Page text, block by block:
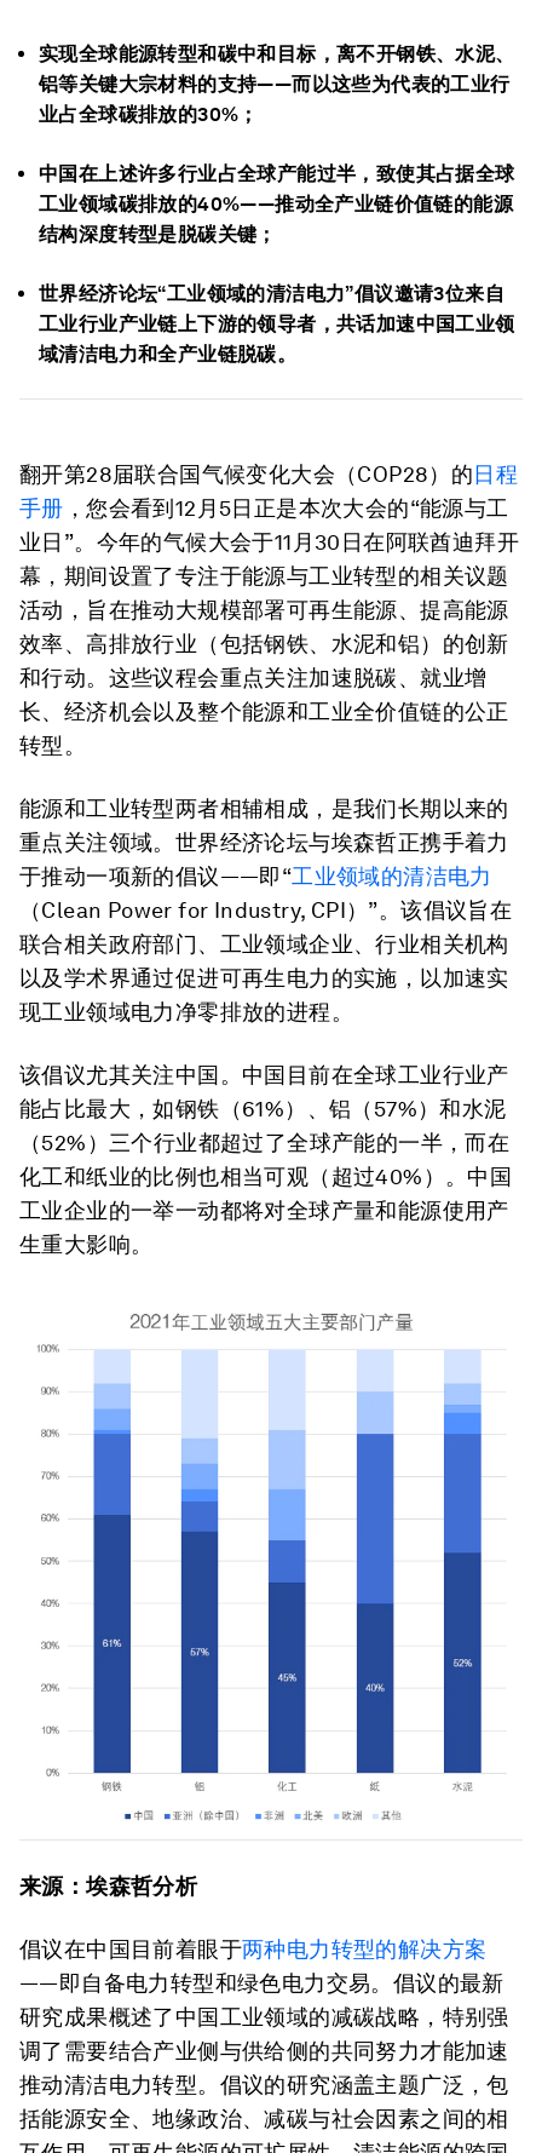
实现全球能源转型和碳中和目标，离不开钢铁、水泥、
铝等关键大宗材料的支持——而以这些为代表的工业行
业占全球碳排放的30%；
中国在上述许多行业占全球产能过半，致使其占据全球
工业领域碳排放的40%——推动全产业链价值链的能源
结构深度转型是脱碳关键；
世界经济论坛“工业领域的清洁电力”倡议邀请3位来自
工业行业产业链上下游的领导者，共话加速中国工业领
域清洁电力和全产业链脱碳。
翻开第28届联合国气候变化大会（COP28）的日程
手册 ，您会看到12月5日正是本次大会的“能源与工
业日”。今年的气候大会于11月30日在阿联酋迪拜开
幕，期间设置了专注于能源与工业转型的相关议题
活动，旨在推动大规模部署可再生能源、提高能源
效率、高排放行业（包括钢铁、水泥和铝）的创新
和行动。这些议程会重点关注加速脱碳、就业增
长、经济机会以及整个能源和工业全价值链的公正
转型。
能源和工业转型两者相辅相成，是我们长期以来的
重点关注领域。世界经济论坛与埃森哲正携手着力
于推动一项新的倡议——即“工业领域的清洁电力
（Clean Power for Industry, CPI）”。该倡议旨在
联合相关政府部门、工业领域企业、行业相关机构
以及学术界通过促进可再生电力的实施，以加速实
现工业领域电力净零排放的进程。
该倡议尤其关注中国。中国目前在全球工业行业产
能占比最大，如钢铁（61%）、铝（57%）和水泥
（52%）三个行业都超过了全球产能的一半，而在
化工和纸业的比例也相当可观（超过40%）。中国
工业企业的一举一动都将对全球产量和能源使用产
生重大影响。
来源：埃森哲分析
倡议在中国目前着眼于两种电力转型的解决方案
——即自备电力转型和绿色电力交易。倡议的最新
研究成果概述了中国工业领域的减碳战略，特别强
调了需要结合产业侧与供给侧的共同努力才能加速
推动清洁电力转型。倡议的研究涵盖主题广泛，包
括能源安全、地缘政治、减碳与社会因素之间的相